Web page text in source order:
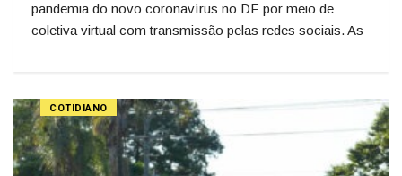
pandemia do novo coronavírus no DF por meio de
coletiva virtual com transmissão pelas redes sociais. As
COTIDIANO